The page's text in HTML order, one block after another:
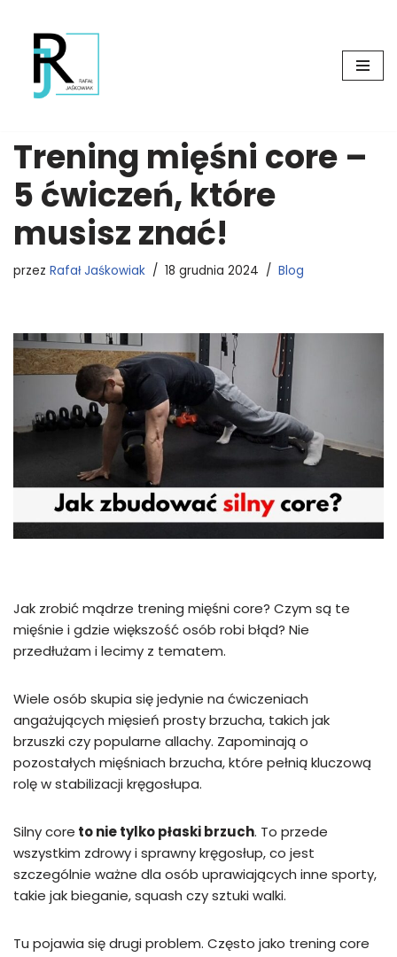
Przejdź
treści
Trening mięśni core –
5 ćwiczeń, które
musisz znać!
przez Rafał Jaśkowiak 18 grudnia 2024 Blog
Jak zrobić mądrze trening mięśni core? Czym są te
mięśnie i gdzie większość osób robi błąd? Nie
przedłużam i lecimy z tematem.
Wiele osób skupia się jedynie na ćwiczeniach
angażujących mięsień prosty brzucha, takich jak
brzuszki czy popularne allachy. Zapominają o
pozostałych mięśniach brzucha, które pełnią kluczową
rolę w stabilizacji kręgosłupa.
Silny core to nie tylko płaski brzuch. To przede
wszystkim zdrowy i sprawny kręgosłup, co jest
szczególnie ważne dla osób uprawiających inne sporty,
takie jak bieganie, squash czy sztuki walki.
Tu pojawia się drugi problem. Często jako trening core